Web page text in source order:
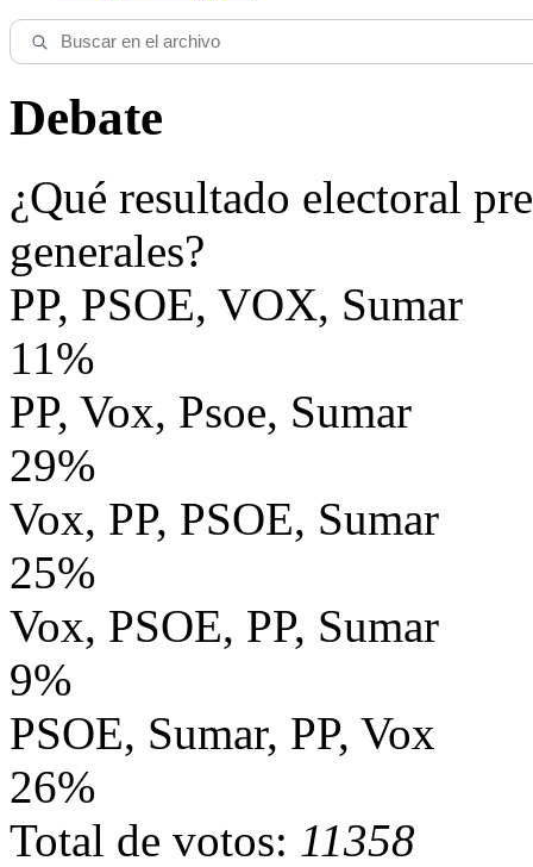
Debate
¿Qué resultado electoral
generales?
PP, PSOE, VOX, Sumar
11%
PP, Vox, Psoe, Sumar
29%
Vox, PP, PSOE, Sumar
25%
Vox, PSOE, PP, Sumar
9%
PSOE, Sumar, PP, Vox
26%
Total de votos: 11358